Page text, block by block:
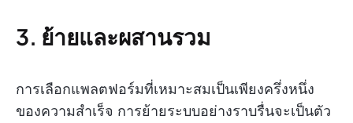
3. ย้ายและผสานรวม
การเลือกแพลตฟอร์มที่เหมาะสมเป็นเพียงครึ่งหนึ่ง
ของความสำเร็จ การย้ายระบบอย่างราบรื่นจะเป็นตัว